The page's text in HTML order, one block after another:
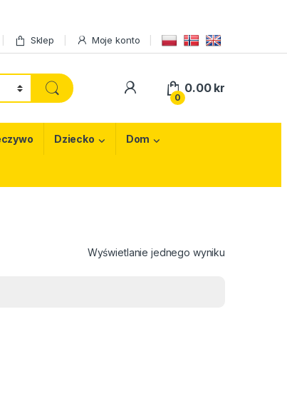
Sklep Moje konto
My Account
0
0.00 kr
Dziecko Dom
Wyświetlanie jednego wyniku